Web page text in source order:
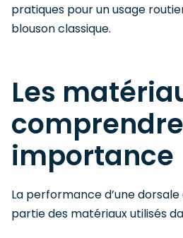
pratiques pour un usage
blouson classique.
Les
importance
La performance d’une
partie des matériaux utilisés